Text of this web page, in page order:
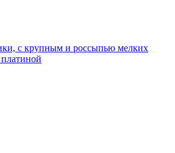
с крупным и россыпью мелких